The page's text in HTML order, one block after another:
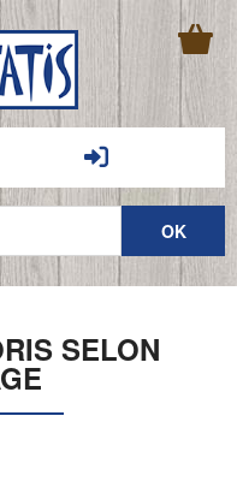
SELON